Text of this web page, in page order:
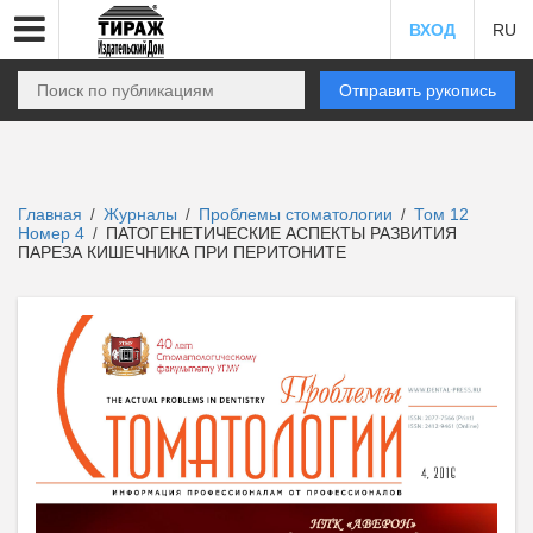
ВХОД RU
Отправить рукопись
Главная / Журналы / Проблемы стоматологии / Том 12
Номер 4 / ПАТОГЕНЕТИЧЕСКИЕ АСПЕКТЫ РАЗВИТИЯ
ПАРЕЗА КИШЕЧНИКА ПРИ ПЕРИТОНИТЕ